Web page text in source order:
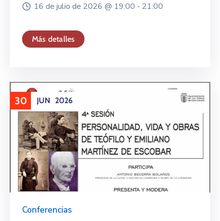
16 de julio de 2026 @ 19:00 - 21:00
Más detalles
30 JUN 2026
Conferencias